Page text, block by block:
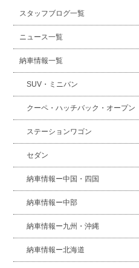
スタッフブログ一覧
ニュース一覧
納車情報一覧
SUV・ミニバン
クーペ・ハッチバック・オープン
ステーションワゴン
セダン
納車情報ー中国・四国
納車情報ー中部
納車情報ー九州・沖縄
納車情報ー北海道